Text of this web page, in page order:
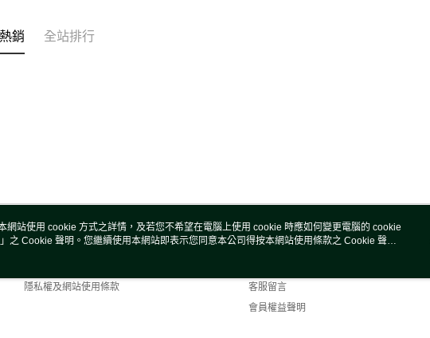
銷 全站排行
關於我們
隱私權及網站使用條款
客服資訊
客服留言
會員權益聲明
網站使用 cookie 方式之詳情，及若您不希望在電腦上使用 cookie 時應如何變更電腦的 cookie
」之 Cookie 聲明。您繼續使用本網站即表示您同意本公司得按本網站使用條款之 Cookie 聲明